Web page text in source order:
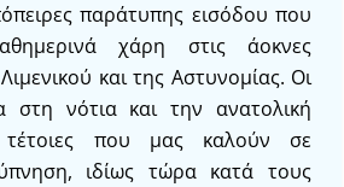
παράτυπης εισόδου που
χάρη στις άοκνες
και της Αστυνομίας. Οι
στη νότια και την ανατολική
τέτοιες που μας καλούν σε
ιδίως τώρα κατά τους